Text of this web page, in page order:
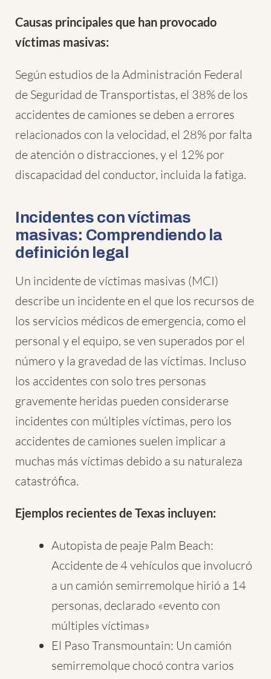
Causas principales que han provocado
víctimas masivas:
Según estudios de la Administración Federal
de Seguridad de Transportistas, el 38% de los
accidentes de camiones se deben a errores
relacionados con la velocidad, el 28% por falta
de atención o distracciones, y el 12% por
discapacidad del conductor, incluida la fatiga.
Incidentes con víctimas
masivas: Comprendiendo la
definición legal
Un incidente de víctimas masivas (MCI)
describe un incidente en el que los recursos de
los servicios médicos de emergencia, como el
personal y el equipo, se ven superados por el
número y la gravedad de las víctimas. Incluso
los accidentes con solo tres personas
gravemente heridas pueden considerarse
incidentes con múltiples víctimas, pero los
accidentes de camiones suelen implicar a
muchas más víctimas debido a su naturaleza
catastrófica.
Ejemplos recientes de Texas incluyen:
Autopista de peaje Palm Beach:
Accidente de 4 vehículos que involucró
a un camión semirremolque hirió a 14
personas, declarado «evento con
múltiples víctimas»
El Paso Transmountain: Un camión
semirremolque chocó contra varios